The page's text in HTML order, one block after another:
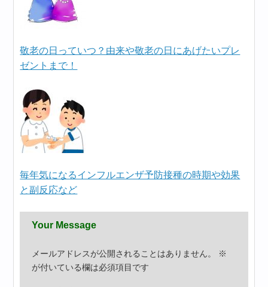
敬老の日っていつ？由来や敬老の日にあげたいプレ
ゼントまで！
毎年気になるインフルエンザ予防接種の時期や効果
と副反応など
Your Message
メールアドレスが公開されることはありません。
※
が付いている欄は必須項目です